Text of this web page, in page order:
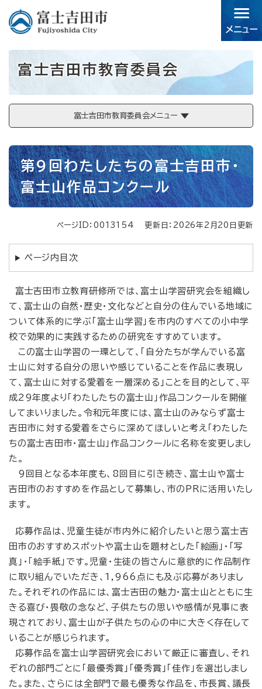
の
す。
富士吉田市教育委員会
富士吉田市教育委員会メニュー
本
文 第9回わたしたちの富士吉田市・
富士山作品コンクール
ページID：0013154 更新日：2026年2月20日更新
ページ内目次
富士吉田市立教育研修所では、富士山学習研究会を組織し
て、富士山の自然・歴史・文化などと自分の住んでいる地域に
ついて体系的に学ぶ「富士山学習」を市内のすべての小中学
校で効果的に実践するための研究をすすめています。
この富士山学習の一環として、「自分たちが学んでいる富
士山に対する自分の思いや感じていることを作品に表現し
て、富士山に対する愛着を一層深める」ことを目的として、平
成29年度より「わたしたちの富士山」作品コンクールを開催
してまいりました。令和元年度には、富士山のみならず富士
吉田市に対する愛着をさらに深めてほしいと考え「わたした
ちの富士吉田市・富士山」作品コンクールに名称を変更しまし
た。
9回目となる本年度も、8回目に引き続き、富士山や富士
吉田市のおすすめを作品として募集し、市のPRに活用いたし
ます。
応募作品は、児童生徒が市内外に紹介したいと思う富士吉
田市のおすすめスポットや富士山を題材とした「絵画」・「写
真」・「絵手紙」です。児童・生徒の皆さんに意欲的に作品制作
に取り組んでいただき、1,966点にも及ぶ応募がありまし
た。それぞれの作品には、富士吉田の魅力・富士山とともに生
きる喜び・畏敬の念など、子供たちの思いや感情が見事に表
現されており、富士山が子供たちの心の中に大きく存在して
いることが感じられます。
応募作品を富士山学習研究会において厳正に審査し、それ
ぞれの部門ごとに「最優秀賞」「優秀賞」「佳作」を選出しまし
た。また、さらには全部門で最も優秀な作品を、市長賞、議長